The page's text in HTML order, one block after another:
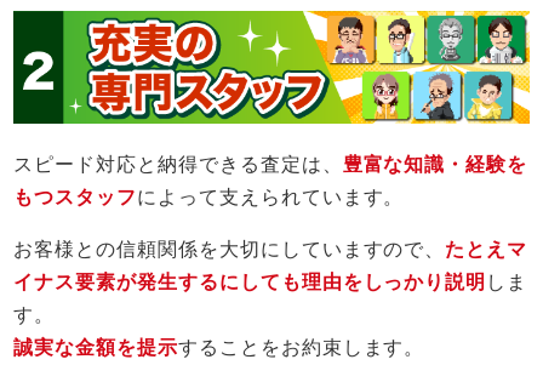
スピード対応と納得できる査定は、 豊富な知識・経験を
もつスタッフによって支えられています。
お客様との信頼関係を大切にしていますので、 たとえマ
イナス要素が発生するにしても理由をしっかり説明 しま
す。
誠実な金額を提示することをお約束します。